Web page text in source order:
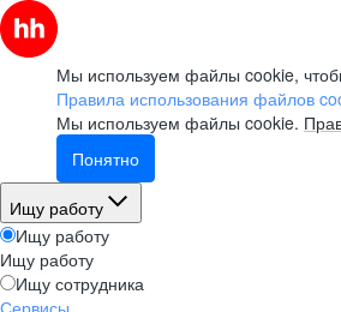
Мы используем файлы cookie,
Правила использования файлов
Мы используем файлы cookie.
Понятно
Ищу работу
Ищу работу
Ищу работу
Ищу сотрудника
Сервисы